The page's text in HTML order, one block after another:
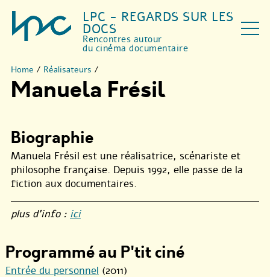
LPC - REGARDS SUR LES
DOCS
Rencontres autour
du cinéma documentaire
Home / Réalisateurs /
Manuela Frésil
Biographie
Manuela Frésil est une réalisatrice, scénariste et
philosophe française. Depuis 1992, elle passe de la
fiction aux documentaires.
plus d’info : ici
Programmé au P'tit ciné
Entrée du personnel (2011)